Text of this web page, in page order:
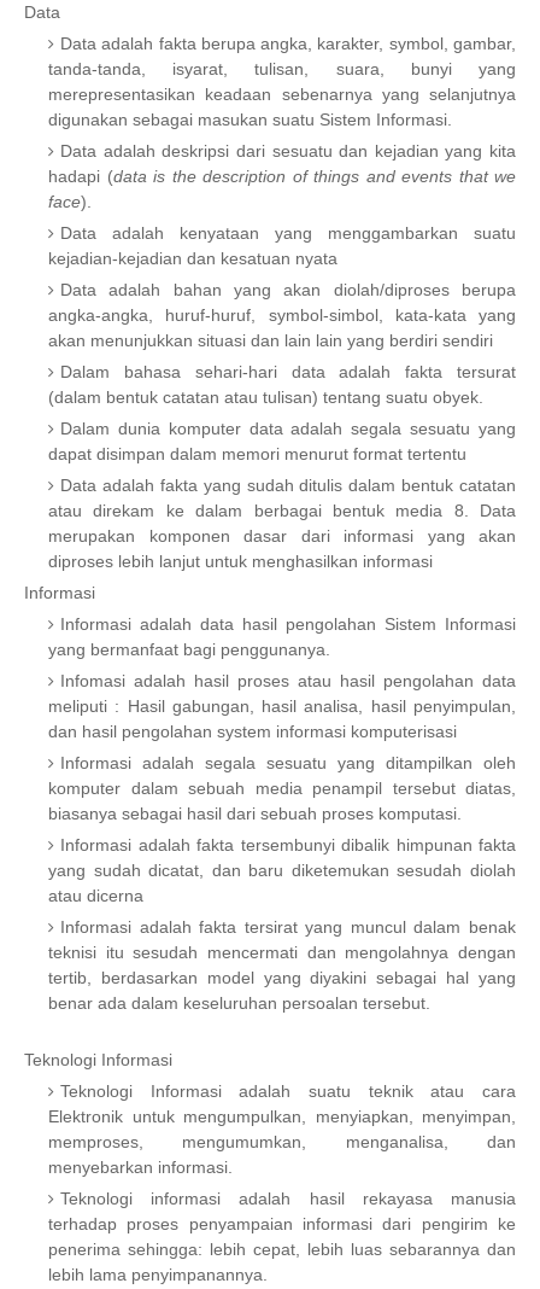
Data
Data adalah fakta berupa angka, karakter, symbol, gambar,
tanda-tanda, isyarat, tulisan, suara, bunyi yang
merepresentasikan keadaan sebenarnya yang selanjutnya
digunakan sebagai masukan suatu Sistem Informasi.
Data adalah deskripsi dari sesuatu dan kejadian yang kita
hadapi (data is the description of things and events that we
face).
Data adalah kenyataan yang menggambarkan suatu
kejadian-kejadian dan kesatuan nyata
Data adalah bahan yang akan diolah/diproses berupa
angka-angka, huruf-huruf, symbol-simbol, kata-kata yang
akan menunjukkan situasi dan lain lain yang berdiri sendiri
Dalam bahasa sehari-hari data adalah fakta tersurat
(dalam bentuk catatan atau tulisan) tentang suatu obyek.
Dalam dunia komputer data adalah segala sesuatu yang
dapat disimpan dalam memori menurut format tertentu
Data adalah fakta yang sudah ditulis dalam bentuk catatan
atau direkam ke dalam berbagai bentuk media 8. Data
merupakan komponen dasar dari informasi yang akan
diproses lebih lanjut untuk menghasilkan informasi
Informasi
Informasi adalah data hasil pengolahan Sistem Informasi
yang bermanfaat bagi penggunanya.
Infomasi adalah hasil proses atau hasil pengolahan data
meliputi : Hasil gabungan, hasil analisa, hasil penyimpulan,
dan hasil pengolahan system informasi komputerisasi
Informasi adalah segala sesuatu yang ditampilkan oleh
komputer dalam sebuah media penampil tersebut diatas,
biasanya sebagai hasil dari sebuah proses komputasi.
Informasi adalah fakta tersembunyi dibalik himpunan fakta
yang sudah dicatat, dan baru diketemukan sesudah diolah
atau dicerna
Informasi adalah fakta tersirat yang muncul dalam benak
teknisi itu sesudah mencermati dan mengolahnya dengan
tertib, berdasarkan model yang diyakini sebagai hal yang
benar ada dalam keseluruhan persoalan tersebut.
Teknologi Informasi
Teknologi Informasi adalah suatu teknik atau cara
Elektronik untuk mengumpulkan, menyiapkan, menyimpan,
memproses, mengumumkan, menganalisa, dan
menyebarkan informasi.
Teknologi informasi adalah hasil rekayasa manusia
terhadap proses penyampaian informasi dari pengirim ke
penerima sehingga: lebih cepat, lebih luas sebarannya dan
lebih lama penyimpanannya.